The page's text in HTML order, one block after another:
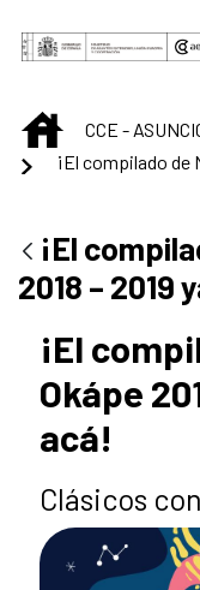
Saltar al contenido
INICIO
CCE -
¡El
2018 – 2019
¡El
Okápe
acá!
Clásicos